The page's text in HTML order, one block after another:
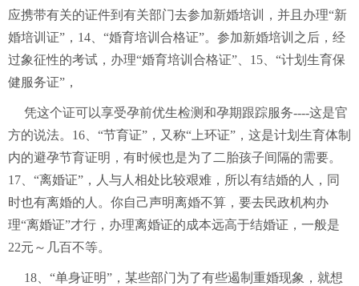
应携带有关的证件到有关部门去参加新婚培训，并且办理“新
婚培训证”，14、“婚育培训合格证”。参加新婚培训之后，经
过象征性的考试，办理“婚育培训合格证”、15、“计划生育保
健服务证”，
凭这个证可以享受孕前优生检测和孕期跟踪服务----这是官
方的说法。16、“节育证”，又称“上环证”，这是计划生育体制
内的避孕节育证明，有时候也是为了二胎孩子间隔的需要。
17、“离婚证”，人与人相处比较艰难，所以有结婚的人，同
时也有离婚的人。你自己声明离婚不算，要去民政机构办
理“离婚证”才行，办理离婚证的成本远高于结婚证，一般是
22元～几百不等。
18、“单身证明”，某些部门为了有些遏制重婚现象，就想